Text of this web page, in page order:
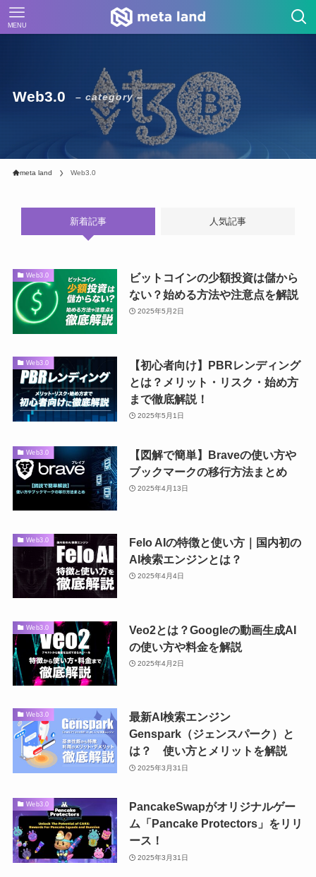
MENU
Web3.0 – category –
meta land Web3.0
新着記事 人気記事
Web3.0
ビットコインの少額投資は儲から
ない？始める方法や注意点を解説
2025年5月2日
Web3.0
【初心者向け】PBRレンディング
とは？メリット・リスク・始め方
まで徹底解説！
2025年5月1日
Web3.0
【図解で簡単】Braveの使い方や
ブックマークの移行方法まとめ
2025年4月13日
Web3.0
Felo AIの特徴と使い方｜国内初の
AI検索エンジンとは？
2025年4月4日
Web3.0
Veo2とは？Googleの動画生成AI
の使い方や料金を解説
2025年4月2日
Web3.0
最新AI検索エンジン
Genspark（ジェンスパーク）と
は？ 使い方とメリットを解説
2025年3月31日
Web3.0
PancakeSwapがオリジナルゲー
ム「Pancake Protectors」をリリ
ース！
2025年3月31日